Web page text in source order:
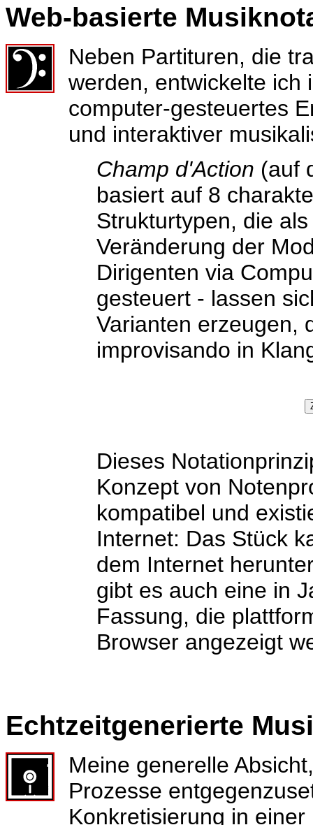
Web-basierte
Neben Partituren, die
werden, entwickelte ich
computer-gesteuertes
und interaktiver
Champ d'Action (auf
basiert auf 8
Strukturtypen, die
Veränderung der
Dirigenten via
gesteuert - lassen
Varianten erzeugen,
improvisando in
Dieses
Konzept von
kompatibel und
Internet: Das Stück
dem Internet
gibt es auch eine in
Fassung, die
Browser angezeigt
Echtzeitgenerierte
Meine generelle
Prozesse
Konkretisierung in